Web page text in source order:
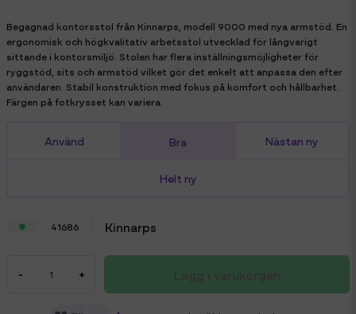
Begagnad kontorsstol från Kinnarps, modell 9000 med nya armstöd. En
ergonomisk och högkvalitativ arbetsstol utvecklad för långvarigt
sittande i kontorsmiljö. Stolen har flera inställningsmöjligheter för
ryggstöd, sits och armstöd vilket gör det enkelt att anpassa den efter
användaren. Stabil konstruktion med fokus på komfort och hållbarhet.
Färgen på fotkrysset kan variera.
Använd Bra Nästan ny
Helt ny
41686 Kinnarps
- +